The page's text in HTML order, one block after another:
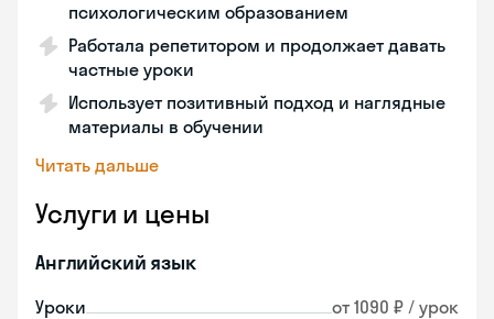
психологическим образованием
Работала репетитором и продолжает давать
частные уроки
Использует позитивный подход и наглядные
материалы в обучении
Читать дальше
Услуги и цены
Английский язык
Уроки от 1090 ₽ / урок